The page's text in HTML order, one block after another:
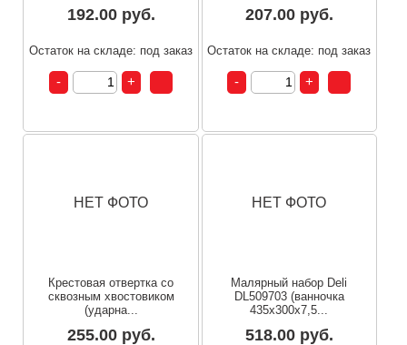
192.00 руб.
Остаток на складе: под заказ
207.00 руб.
Остаток на складе: под заказ
НЕТ ФОТО
Крестовая отвертка со
сквозным хвостовиком
(ударна...
255.00 руб.
НЕТ ФОТО
Малярный набор Deli
DL509703 (ванночка
435x300x7,5...
518.00 руб.